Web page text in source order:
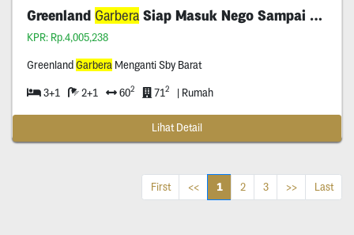
Greenland GarberaSiap Masuk Nego Sampai Deal
KPR: Rp.4,005,238
Greenland Garbera Menganti Sby Barat
3+1 2+1 602 712 | Rumah
Lihat Detail
First << 1 2 3 >> Last